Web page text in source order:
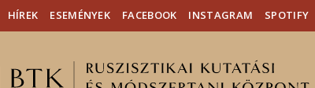
Hírek
Események
ELTE a
HÍREK ESEMÉNYEK FACEBOOK INSTAGRAM SPOTIFY